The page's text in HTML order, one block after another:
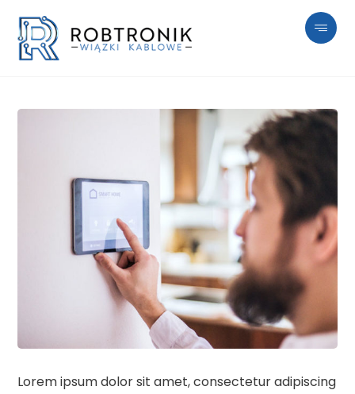
Lorem ipsum dolor sit amet, consectetur adipiscing